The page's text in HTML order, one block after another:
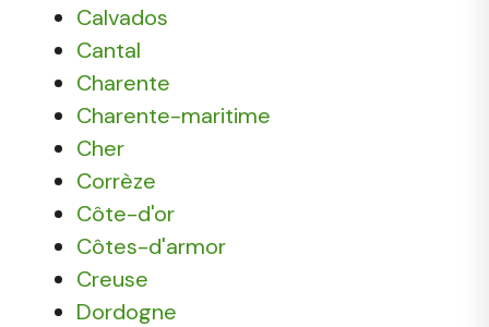
Calvados
Cantal
Charente
Charente-maritime
Cher
Corrèze
Côte-d'or
Côtes-d'armor
Creuse
Dordogne